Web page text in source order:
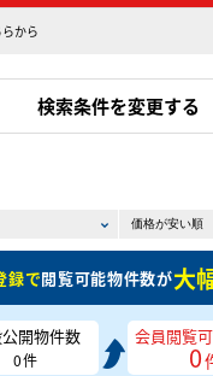
から
検索条件を変更する
録で閲覧可能物件数が大
開物件数
0件
会員閲覧
0